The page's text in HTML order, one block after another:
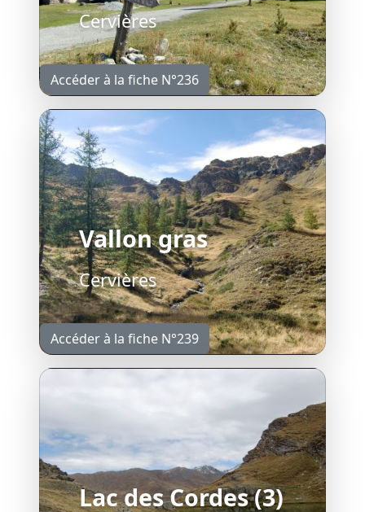
Cervières
Accéder à la fiche N°236
Vallon gras
Cervières
Accéder à la fiche N°239
Lac des Cordes (3)